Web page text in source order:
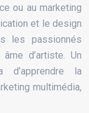
ou au marketing
et le design
les passionnés
d’artiste. Un
d’apprendre la
multimédia,